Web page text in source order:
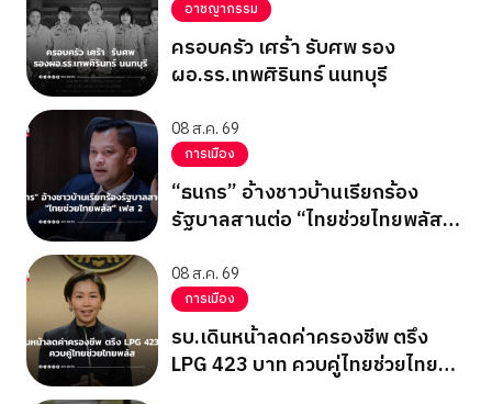
อาชญากรรม
ครอบครัว เศร้า รับศพ รอง
ผอ.รร.เทพศิรินทร์ นนทบุรี
08 ส.ค. 69
การเมือง
“ธนกร” อ้างชาวบ้านเรียกร้อง
รัฐบาลสานต่อ “ไทยช่วยไทยพลัส”
08 ส.ค. 69
การเมือง
รบ.เดินหน้าลดค่าครองชีพ ตรึง
LPG 423 บาท ควบคู่ไทยช่วยไทย